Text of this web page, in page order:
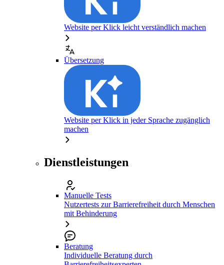
Website per Klick leicht verständlich machen
Übersetzung
Website per Klick in jeder Sprache zugänglich
machen
Dienstleistungen
Manuelle Tests
Nutzertests zur Barrierefreiheit durch Menschen
mit Behinderung
Beratung
Individuelle Beratung durch